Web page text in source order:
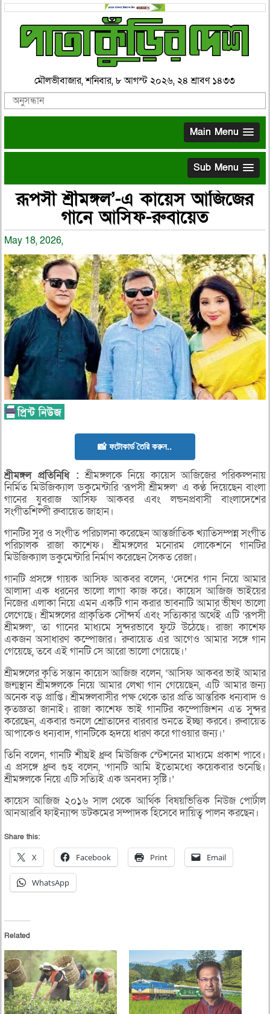
মৌলভীবাজার, শনিবার, ৮ আগস্ট ২০২৬, ২৪ শ্রাবণ ১৪৩৩
Main Menu
Sub Menu
রূপসী শ্রীমঙ্গল’-এ কায়েস আজিজের
গানে আসিফ-রুবায়েত
May 18, 2026,
📸 ফটোকার্ড তৈরি করুন..
শ্রীমঙ্গলপ্রতিনিধি : শ্রীমঙ্গলকে নিয়ে কায়েস আজিজের পরিকল্পনায়
নির্মিত মিউজিক্যাল ডকুমেন্টারি ‘রূপসী শ্রীমঙ্গল’ এ কণ্ঠ দিয়েছেন বাংলা
গানের যুবরাজ আসিফ আকবর এবং লন্ডনপ্রবাসী বাংলাদেশের
সংগীতশিল্পী রুবায়েত জাহান।
গানটির সুর ও সংগীত পরিচালনা করেছেন আন্তর্জাতিক খ্যাতিসম্পন্ন সংগীত
পরিচালক রাজা কাশেফ। শ্রীমঙ্গলের মনোরম লোকেশনে গানটির
মিউজিক্যাল ডকুমেন্টারি নির্মাণ করেছেন সৈকত রেজা।
গানটি প্রসঙ্গে গায়ক আসিফ আকবর বলেন, ‘দেশের গান নিয়ে আমার
আলাদা এক ধরনের ভালো লাগা কাজ করে। কায়েস আজিজ ভাইয়ের
নিজের এলাকা নিয়ে এমন একটি গান করার ভাবনাটি আমার ভীষণ ভালো
লেগেছে। শ্রীমঙ্গলের প্রাকৃতিক সৌন্দর্য এবং সত্যিকার অর্থেই এটি ‘রূপসী
শ্রীমঙ্গল’, তা গানের মাধ্যমে সুন্দরভাবে ফুটে উঠেছে। রাজা কাশেফ
একজন অসাধারণ কম্পোজার। রুবায়েত এর আগেও আমার সঙ্গে গান
গেয়েছে, তবে এই গানটি সে আরো ভালো গেয়েছে।’
শ্রীমঙ্গলের কৃতি সন্তান কায়েস আজিজ বলেন, ‘আসিফ আকবর ভাই আমার
জন্মস্থান শ্রীমঙ্গলকে নিয়ে আমার লেখা গান গেয়েছেন, এটি আমার জন্য
অনেক বড় প্রাপ্তি। শ্রীমঙ্গলবাসীর পক্ষ থেকে তার প্রতি আন্তরিক ধন্যবাদ ও
কৃতজ্ঞতা জানাই। রাজা কাশেফ ভাই গানটির কম্পোজিশন এত সুন্দর
করেছেন, একবার শুনলে শ্রোতাদের বারবার শুনতে ইচ্ছা করবে। রুবায়েত
আপাকেও ধন্যবাদ, গানটিকে হৃদয়ে ধারণ করে গাওয়ার জন্য।’
তিনি বলেন, গানটি শীঘ্রই ধ্রুব মিউজিক স্টেশনের মাধ্যমে প্রকাশ পাবে।
এ প্রসঙ্গে ধ্রুব গুহ বলেন, ‘গানটি আমি ইতোমধ্যে কয়েকবার শুনেছি।
শ্রীমঙ্গলকে নিয়ে এটি সত্যিই এক অনবদ্য সৃষ্টি।’
কায়েস আজিজ ২০১৬ সাল থেকে আর্থিক বিষয়ভিত্তিক নিউজ পোর্টাল
আনআরবি ফাইন্যান্স ডটকমের সম্পাদক হিসেবে দায়িত্ব পালন করছেন।
Share this:
X Facebook Print Email
WhatsApp
Related